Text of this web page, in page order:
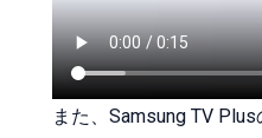
また、Samsung TV Plus